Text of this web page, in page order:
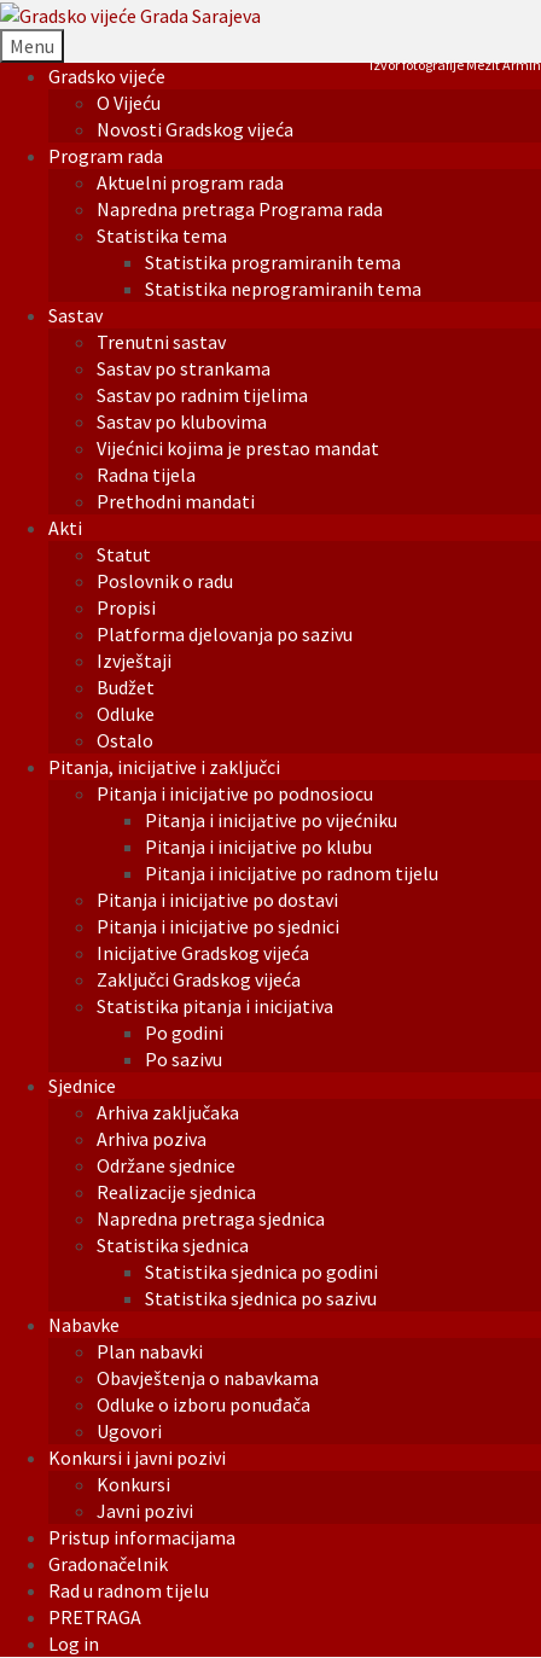
Menu
Gradsko vijeće
O Vijeću
Novosti Gradskog vijeća
Program rada
Aktuelni program rada
Napredna pretraga Programa rada
Statistika tema
Statistika programiranih tema
Statistika neprogramiranih tema
Sastav
Trenutni sastav
Sastav po strankama
Sastav po radnim tijelima
Sastav po klubovima
Vijećnici kojima je prestao mandat
Radna tijela
Prethodni mandati
Akti
Statut
Poslovnik o radu
Propisi
Platforma djelovanja po sazivu
Izvještaji
Budžet
Odluke
Ostalo
Pitanja, inicijative i zaključci
Pitanja i inicijative po podnosiocu
Pitanja i inicijative po vijećniku
Pitanja i inicijative po klubu
Pitanja i inicijative po radnom tijelu
Pitanja i inicijative po dostavi
Pitanja i inicijative po sjednici
Inicijative Gradskog vijeća
Zaključci Gradskog vijeća
Statistika pitanja i inicijativa
Po godini
Po sazivu
Sjednice
Arhiva zaključaka
Arhiva poziva
Održane sjednice
Realizacije sjednica
Napredna pretraga sjednica
Statistika sjednica
Statistika sjednica po godini
Statistika sjednica po sazivu
Nabavke
Plan nabavki
Obavještenja o nabavkama
Odluke o izboru ponuđača
Ugovori
Konkursi i javni pozivi
Konkursi
Javni pozivi
Pristup informacijama
Gradonačelnik
Rad u radnom tijelu
PRETRAGA
Log in
Izvor fotografije Mezit Armin